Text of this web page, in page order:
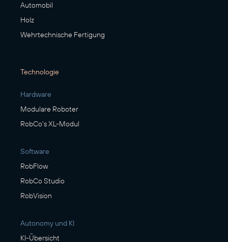
Automobil
Holz
Wehrtechnische Fertigung
Technologie
Hardware
Modulare Roboter
RobCo's XL-Modul
Software
RobFlow
RobCo Studio
RobVision
Autonomy und KI
KI-Übersicht